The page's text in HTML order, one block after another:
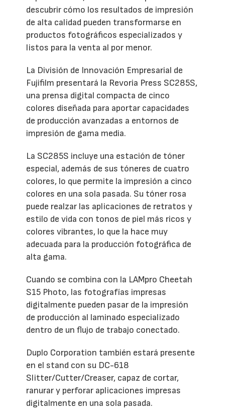
descubrir cómo los resultados de impresión
de alta calidad pueden transformarse en
productos fotográficos especializados y
listos para la venta al por menor.
La División de Innovación Empresarial de
Fujifilm presentará la Revoria Press SC285S,
una prensa digital compacta de cinco
colores diseñada para aportar capacidades
de producción avanzadas a entornos de
impresión de gama media.
La SC285S incluye una estación de tóner
especial, además de sus tóneres de cuatro
colores, lo que permite la impresión a cinco
colores en una sola pasada. Su tóner rosa
puede realzar las aplicaciones de retratos y
estilo de vida con tonos de piel más ricos y
colores vibrantes, lo que la hace muy
adecuada para la producción fotográfica de
alta gama.
Cuando se combina con la LAMpro Cheetah
S15 Photo, las fotografías impresas
digitalmente pueden pasar de la impresión
de producción al laminado especializado
dentro de un flujo de trabajo conectado.
Duplo Corporation también estará presente
en el stand con su DC-618
Slitter/Cutter/Creaser, capaz de cortar,
ranurar y perforar aplicaciones impresas
digitalmente en una sola pasada.